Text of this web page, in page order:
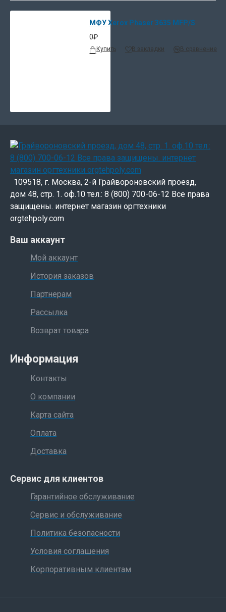
МФУ Xerox Phaser 3635 MFP/S
0₽
Купить В закладки В сравнение
109518, г. Москва, 2-й Грайвороновский проезд,
дом 48, стр. 1. оф.10 тел.: 8 (800) 700-06-12 Все права
защищены. интернет магазин оргтехники
orgtehpoly.com
Ваш аккаунт
Мой аккаунт
История заказов
Партнерам
Рассылка
Возврат товара
Информация
Контакты
О компании
Карта сайта
Оплата
Доставка
Сервис для клиентов
Гарантийное обслуживание
Сервис и обслуживание
Политика безопасности
Условия соглашения
Корпоративным клиентам